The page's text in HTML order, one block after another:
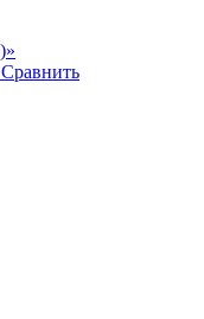
Сравнить